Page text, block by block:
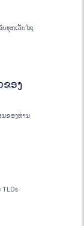
ທຸກເວັບໄຊ
ຂອງ
ຂອງທ່ານ